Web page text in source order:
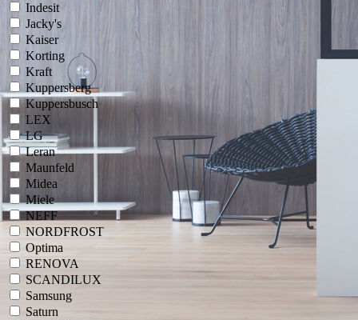
Indesit
Jacky's
Kaiser
Korting
Kraft
Kuppersberg
Kuppersbusch
LEX
LG
Leran
Maunfeld
Midea
Miele
NEFF
NORDFROST
Optima
RENOVA
SCANDILUX
Samsung
Saturn